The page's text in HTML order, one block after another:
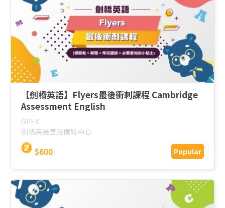
【劍橋英語】Flyers最後衝刺課程 Cambridge
Assessment English
GPEX
劍橋英語官方備試中心
$600 Popular